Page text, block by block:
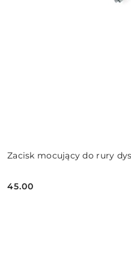
Zacisk mocujący do rury
Cena:
45.00